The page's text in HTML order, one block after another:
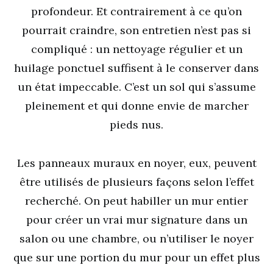
profondeur. Et contrairement à ce qu’on
pourrait craindre, son entretien n’est pas si
compliqué : un nettoyage régulier et un
huilage ponctuel suffisent à le conserver dans
un état impeccable. C’est un sol qui s’assume
pleinement et qui donne envie de marcher
pieds nus.
Les panneaux muraux en noyer, eux, peuvent
être utilisés de plusieurs façons selon l’effet
recherché. On peut habiller un mur entier
pour créer un vrai mur signature dans un
salon ou une chambre, ou n’utiliser le noyer
que sur une portion du mur pour un effet plus